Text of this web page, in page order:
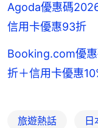
Agoda優惠碼
信用卡優惠93折
Booking.com優
折＋信用卡優惠
旅遊熱話